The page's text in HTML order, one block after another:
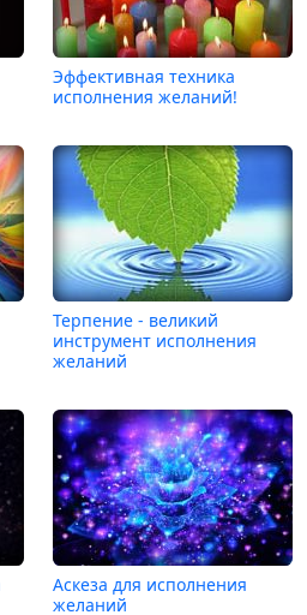
Эффективная техника
исполнения желаний!
Терпение - великий
инструмент исполнения
желаний
Аскеза для исполнения
желаний